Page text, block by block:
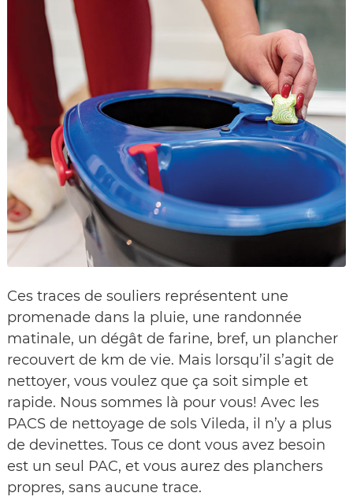
Ces traces de souliers représentent une
promenade dans la pluie, une randonnée
matinale, un dégât de farine, bref, un plancher
recouvert de km de vie. Mais lorsqu’il s’agit de
nettoyer, vous voulez que ça soit simple et
rapide. Nous sommes là pour vous! Avec les
PACS de nettoyage de sols Vileda, il n’y a plus
de devinettes. Tous ce dont vous avez besoin
est un seul PAC, et vous aurez des planchers
propres, sans aucune trace.